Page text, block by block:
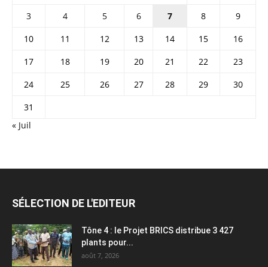
3
4 5 6 7 8
9
10
11 12 13 14 15
16
17
18 19 20 21 22
23
24
25 26 27 28 29
30
31
« Juil
SÉLECTION DE L'EDITEUR
Tône 4 : le Projet BRICS distribue 3 427
plants pour...
août 7, 2026